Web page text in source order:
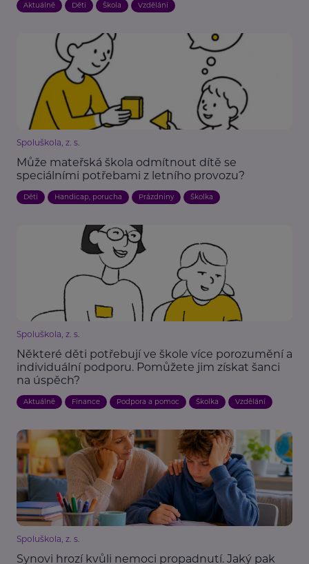
Aktuálně Děti Škola Vzdělání
Spoluškola, z. s.
Může mateřská škola odmítnout dítě se
speciálními potřebami z letního provozu?
Děti Handicap, porucha Prázdniny Školka
Spoluškola, z. s.
Některé děti potřebují ve škole více porozumění a
individuální podporu. Pomůžete jim získat šanci
na úspěch?
Aktuálně Finance Podpora a pomoc Školka Vzdělání
Spoluškola, z. s.
Synovi hrozí kvůli nemoci propadnutí. Jaký pak